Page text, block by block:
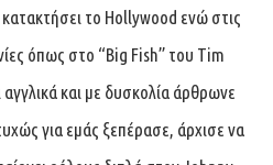
το Hollywood ενώ στις
όπως στο “Big Fish” του Tim
και με δυσκολία άρθρωνε
για εμάς ξεπέρασε, άρχισε να